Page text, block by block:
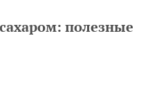
полезные